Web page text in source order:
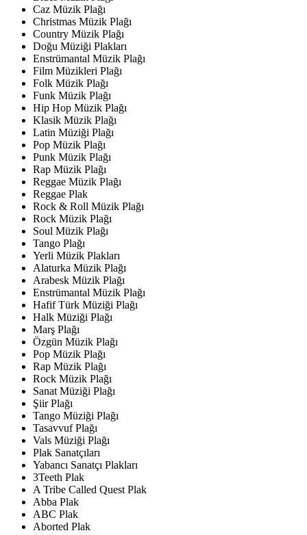
Caz Müzik Plağı
Christmas Müzik Plağı
Country Müzik Plağı
Doğu Müziği Plakları
Enstrümantal Müzik Plağı
Film Müzikleri Plağı
Folk Müzik Plağı
Funk Müzik Plağı
Hip Hop Müzik Plağı
Klasik Müzik Plağı
Latin Müziği Plağı
Pop Müzik Plağı
Punk Müzik Plağı
Rap Müzik Plağı
Reggae Müzik Plağı
Reggae Plak
Rock & Roll Müzik Plağı
Rock Müzik Plağı
Soul Müzik Plağı
Tango Plağı
Yerli Müzik Plakları
Alaturka Müzik Plağı
Arabesk Müzik Plağı
Enstrümantal Müzik Plağı
Hafif Türk Müziği Plağı
Halk Müziği Plağı
Marş Plağı
Özgün Müzik Plağı
Pop Müzik Plağı
Rap Müzik Plağı
Rock Müzik Plağı
Sanat Müziği Plağı
Şiir Plağı
Tango Müziği Plağı
Tasavvuf Plağı
Vals Müziği Plağı
Plak Sanatçıları
Yabancı Sanatçı Plakları
3Teeth Plak
A Tribe Called Quest Plak
Abba Plak
ABC Plak
Aborted Plak